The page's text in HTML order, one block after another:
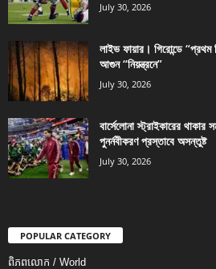
July 30, 2026
লাইভ ফায়ার। গিরোন্ডে
আগুন “নিয়ন্ত্রনে”
July 30, 2026
বার্সেলোনা স্ট্রাইকারের
পুনর্নবীকরণ প্রস্তাবে অসন্তুষ্ট
July 30, 2026
POPULAR CATEGORY
ពិភពលោក / World